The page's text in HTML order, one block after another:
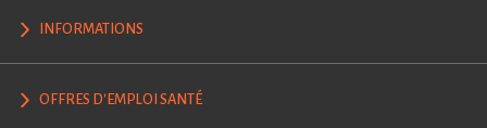
INFORMATIONS
OFFRES D'EMPLOI SANTÉ